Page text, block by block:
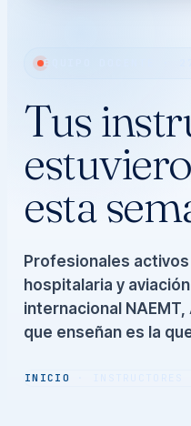
EQUIPO DOCENTE ·
Tus
esta
Profesionales activos
hospitalaria y
internacional NAEMT,
que enseñan es la
INICIO